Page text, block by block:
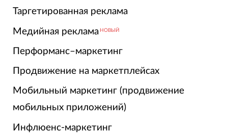
Таргетированная реклама
Медийная реклама НОВЫЙ
Перформанс–маркетинг
Продвижение на маркетплейсах
Мобильный маркетинг (продвижение
мобильных приложений)
Инфлюенс-маркетинг